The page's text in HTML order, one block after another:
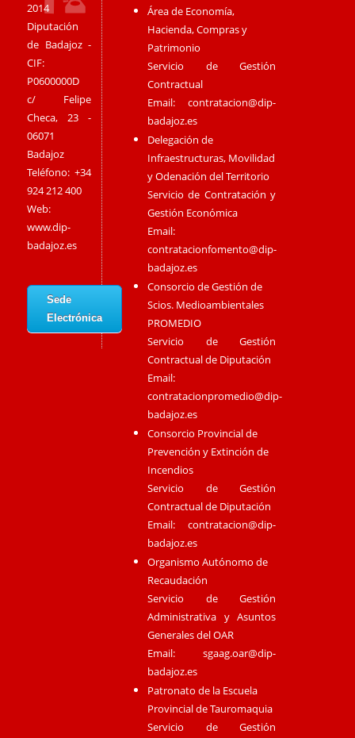
2014
Diputación
de Badajoz -
CIF:
P0600000D
c/ Felipe
Checa, 23 -
06071
Badajoz
Teléfono: +34
924 212 400
Web:
www.dip-
badajoz.es
Sede
Electrónica
Área de Economía,
Hacienda, Compras y
Patrimonio
Servicio de Gestión
Contractual
Email:contratacion@dip-
badajoz.es
Delegación de
Infraestructuras, Movilidad
y Odenación del Territorio
Servicio de Contratación y
Gestión Económica
Email:
contratacionfomento@dip-
badajoz.es
Consorcio de Gestión de
Scios. Medioambientales
PROMEDIO
Servicio de Gestión
Contractual de Diputación
Email:
contratacionpromedio@dip-
badajoz.es
Consorcio Provincial de
Prevención y Extinción de
Incendios
Servicio de Gestión
Contractual de Diputación
Email:contratacion@dip-
badajoz.es
Organismo Autónomo de
Recaudación
Servicio de Gestión
Administrativa y Asuntos
Generales del OAR
Email:sgaag.oar@dip-
badajoz.es
Patronato de la Escuela
Provincial de Tauromaquia
Servicio de Gestión